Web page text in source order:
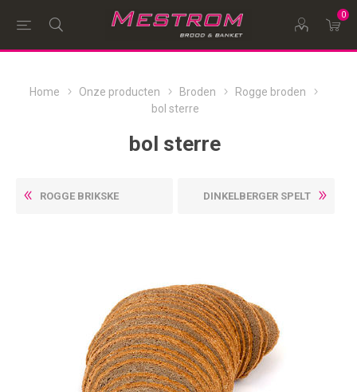
0
Home Onze producten Broden
Rogge broden
bol sterre
bol sterre
ROGGE BRIKSKE DINKELBERGER SPELT